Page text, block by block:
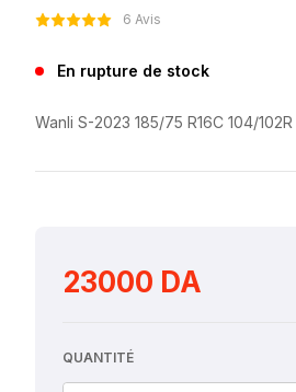
6 Avis
En rupture de stock
Wanli S-2023 185/75 R16C 104/102R
23000 DA
QUANTITÉ